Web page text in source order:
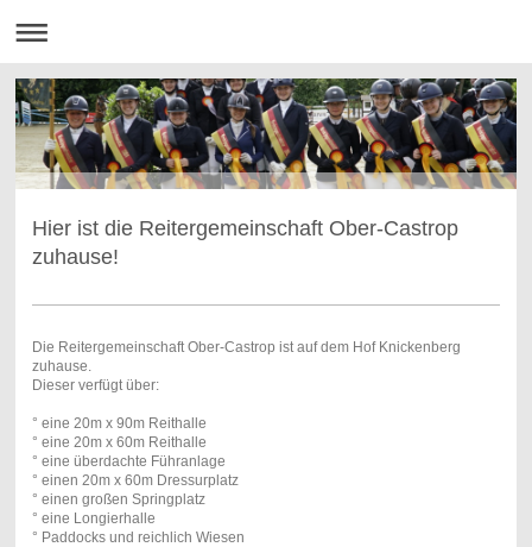
Hier ist die Reitergemeinschaft Ober-Castrop
zuhause!
Die Reitergemeinschaft Ober-Castrop ist auf dem Hof Knickenberg
zuhause.
Dieser verfügt über:
° eine 20m x 90m Reithalle
° eine 20m x 60m Reithalle
° eine überdachte Führanlage
° einen 20m x 60m Dressurplatz
° einen großen Springplatz
° eine Longierhalle
° Paddocks und reichlich Wiesen